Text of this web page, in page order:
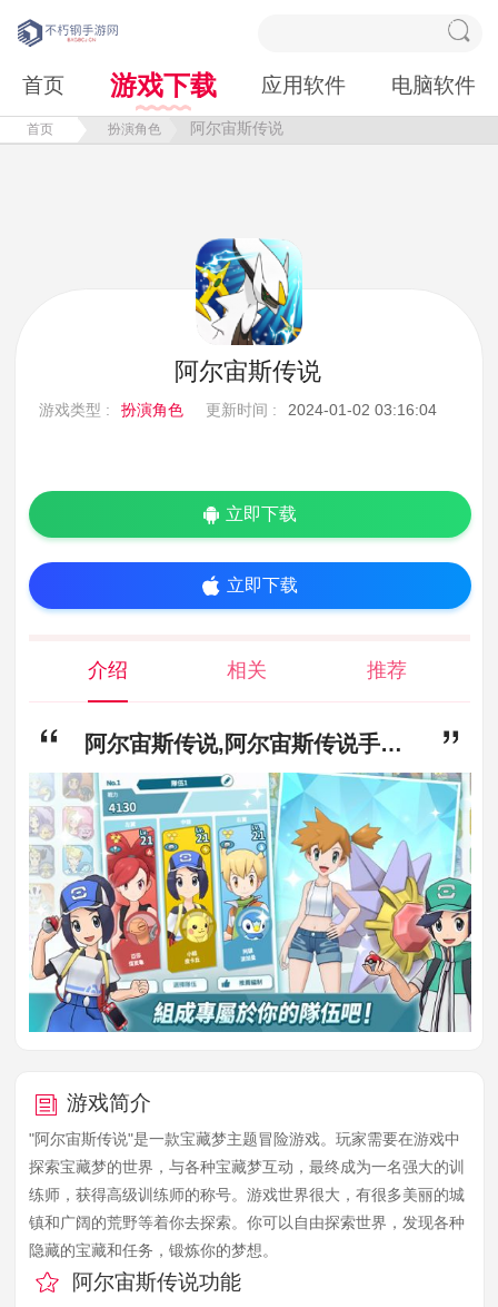
首页 游戏下载 应用软件 电脑软件
首页 扮演角色 阿尔宙斯传说
阿尔宙斯传说
游戏类型 : 扮演角色 更新时间 : 2024-01-02 03:16:04
立即下载
立即下载
介绍 相关 推荐
阿尔宙斯传说,阿尔宙斯传说手游下载,阿尔宙斯传说安卓免费版下载v1.0.162
游戏简介
"阿尔宙斯传说"是一款宝藏梦主题冒险游戏。玩家需要在游戏中
探索宝藏梦的世界，与各种宝藏梦互动，最终成为一名强大的训
练师，获得高级训练师的称号。游戏世界很大，有很多美丽的城
镇和广阔的荒野等着你去探索。你可以自由探索世界，发现各种
隐藏的宝藏和任务，锻炼你的梦想。
阿尔宙斯传说功能